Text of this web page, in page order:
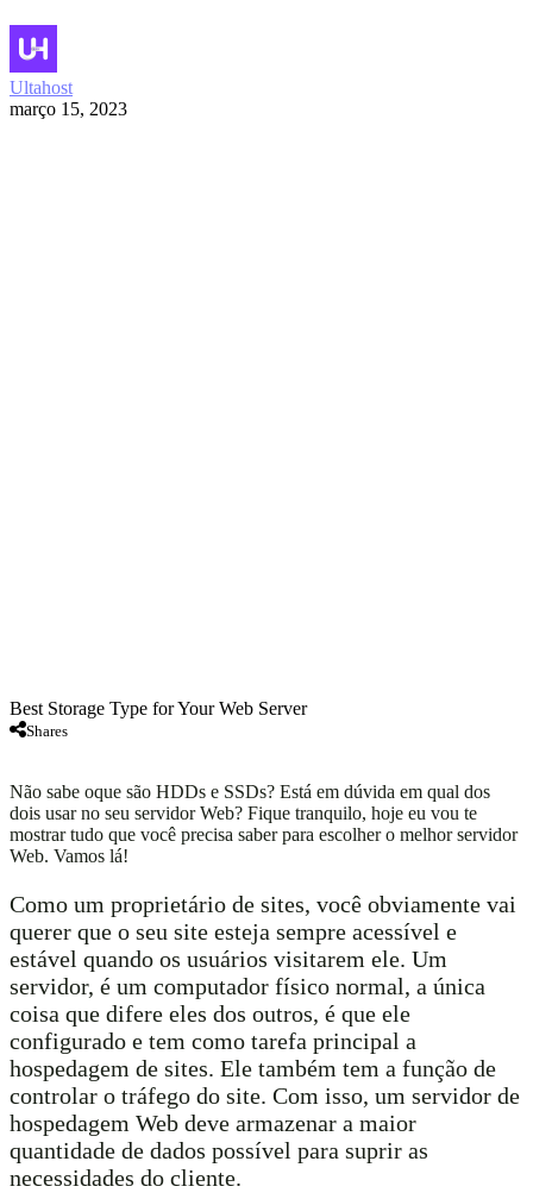
Ultahost
março 15, 2023
Best Storage Type for Your Web Server
Shares
Não sabe oque são HDDs e SSDs? Está em dúvida em qual dos
dois usar no seu servidor Web? Fique tranquilo, hoje eu vou te
mostrar tudo que você precisa saber para escolher o melhor servidor
Web. Vamos lá!
Como um proprietário de sites, você obviamente vai
querer que o seu site esteja sempre acessível e
estável quando os usuários visitarem ele. Um
servidor, é um computador físico normal, a única
coisa que difere eles dos outros, é que ele
configurado e tem como tarefa principal a
hospedagem de sites. Ele também tem a função de
controlar o tráfego do site. Com isso, um servidor de
hospedagem Web deve armazenar a maior
quantidade de dados possível para suprir as
necessidades do cliente.